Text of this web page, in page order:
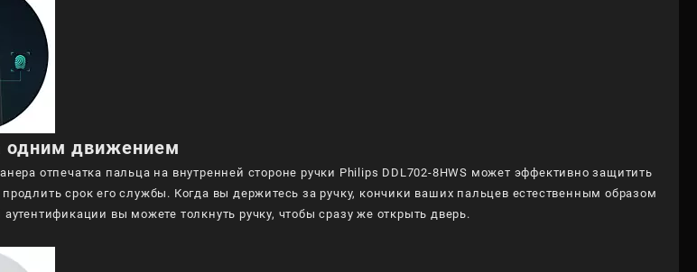
одним движением
отпечатка пальца на внутренней стороне ручки Philips DDL702-8HWS может эффективно защитить
срок его службы. Когда вы держитесь за ручку, кончики ваших пальцев естественным образом
вы можете толкнуть ручку, чтобы сразу же открыть дверь.